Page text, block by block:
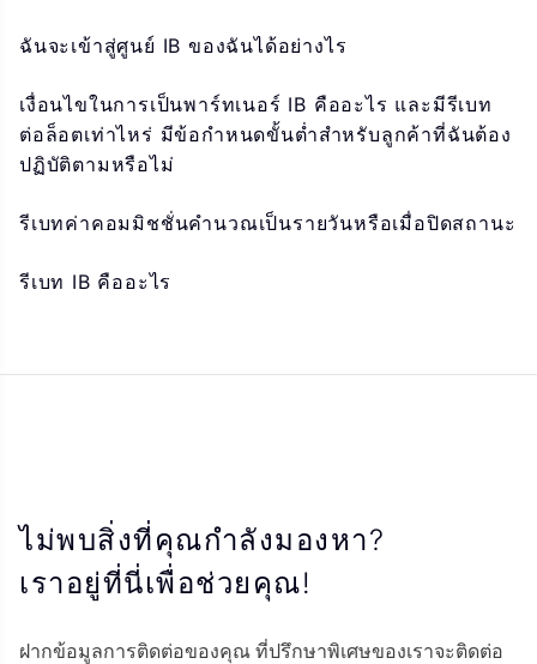
ฉันจะเข้าสู่ศูนย์ IB ของฉันได้อย่างไร
เงื่อนไขในการเป็นพาร์ทเนอร์ IB คืออะไร และมีรีเบท
ต่อล็อตเท่าไหร่ มีข้อกำหนดขั้นต่ำสำหรับลูกค้าที่ฉันต้อง
ปฏิบัติตามหรือไม่
รีเบทค่าคอมมิชชั่นคำนวณเป็นรายวันหรือเมื่อปิดสถานะ
รีเบท IB คืออะไร
ไม่พบสิ่งที่คุณกำลังมองหา?
เราอยู่ที่นี่เพื่อช่วยคุณ!
ฝากข้อมูลการติดต่อของคุณ ที่ปรึกษาพิเศษของเราจะติดต่อ